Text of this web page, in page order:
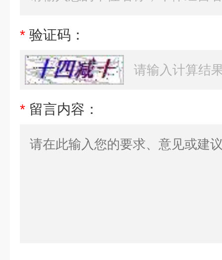
* 验证码：
* 留言内容：